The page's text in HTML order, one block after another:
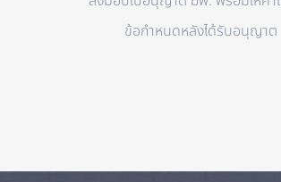
ข้อกำหนดหลังได้รับอนุญาต